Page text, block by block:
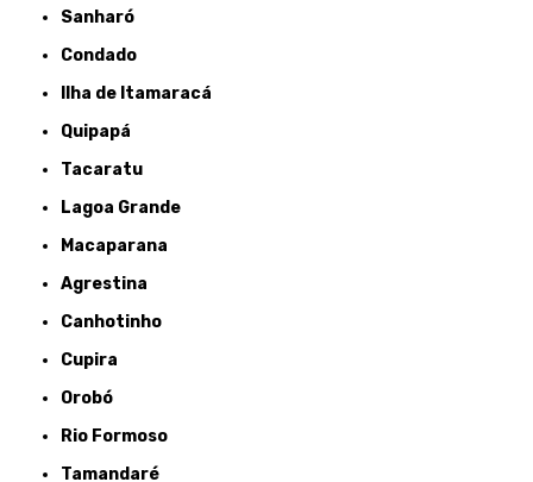
Sanharó
Condado
Ilha de Itamaracá
Quipapá
Tacaratu
Lagoa Grande
Macaparana
Agrestina
Canhotinho
Cupira
Orobó
Rio Formoso
Tamandaré